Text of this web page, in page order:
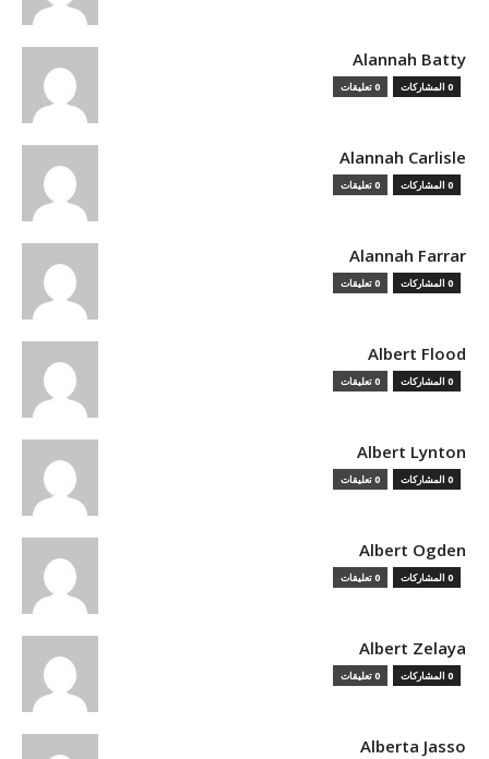
Alannah Batty
0 المشاركات 0 تعليقات
Alannah Carlisle
0 المشاركات 0 تعليقات
Alannah Farrar
0 المشاركات 0 تعليقات
Albert Flood
0 المشاركات 0 تعليقات
Albert Lynton
0 المشاركات 0 تعليقات
Albert Ogden
0 المشاركات 0 تعليقات
Albert Zelaya
0 المشاركات 0 تعليقات
Alberta Jasso